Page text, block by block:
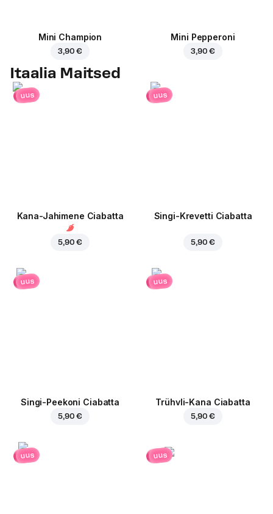
Mini Champion
3,90 €
Mini Pepperoni
3,90 €
Itaalia Maitsed
uus
Kana-Jahimene Ciabatta
5,90 €
uus
Singi-Krevetti Ciabatta
5,90 €
uus
Singi-Peekoni Ciabatta
5,90 €
uus
Trühvli-Kana Ciabatta
5,90 €
uus uus